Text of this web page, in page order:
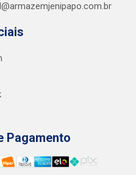
Pagamento